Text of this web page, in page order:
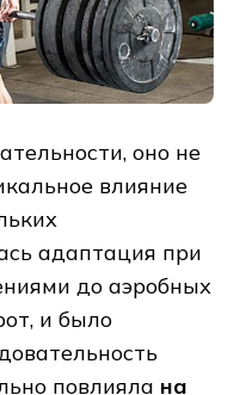
оно не
влияние
адаптация при
до аэробных
и было
повлияла на